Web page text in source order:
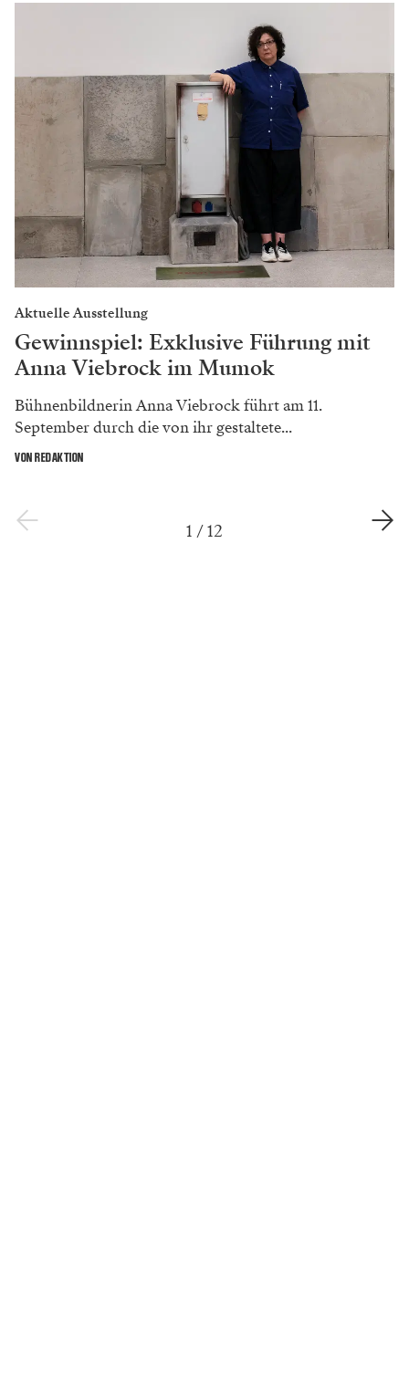
Aktuelle Ausstellung
Gewinnspiel: Exklusive Führung mit
Anna Viebrock im Mumok
Bühnenbildnerin Anna Viebrock führt am 11.
September durch die von ihr gestaltete...
VON REDAKTION
1 /12